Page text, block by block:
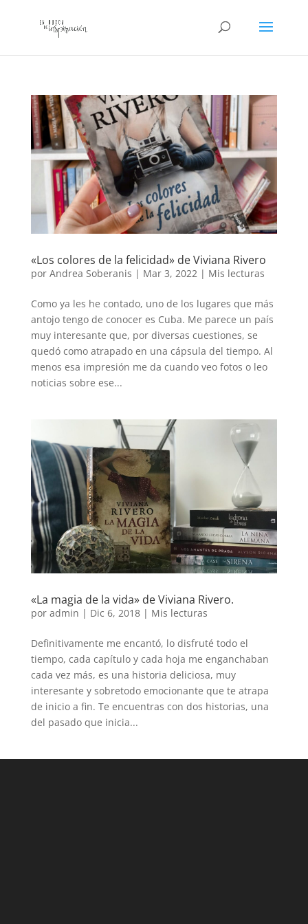
«Los colores de la felicidad» de Viviana Rivero
por Andrea Soberanis | Mar 3, 2022 | Mis lecturas
Como ya les he contado, uno de los lugares que más
antojo tengo de conocer es Cuba. Me parece un país
muy interesante que, por diversas cuestiones, se
quedó como atrapado en una cápsula del tiempo. Al
menos esa impresión me da cuando veo fotos o leo
noticias sobre ese...
«La magia de la vida» de Viviana Rivero.
por admin | Dic 6, 2018| Mis lecturas
Definitivamente me encantó, lo disfruté todo el
tiempo, cada capítulo y cada hoja me enganchaban
cada vez más, es una historia deliciosa, muy
interesante y sobretodo emocionante que te atrapa
de inicio a fin. Te encuentras con dos historias, una
del pasado que inicia...